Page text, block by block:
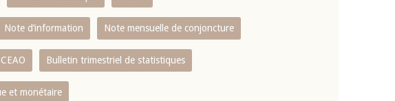
Note d’information Note mensuelle de conjoncture
Bulletin trimestriel de statistiques
et monétaire